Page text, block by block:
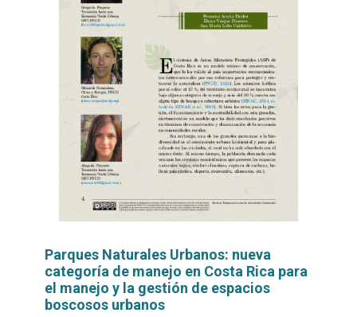
Parques Naturales Urbanos: nueva
categoría de manejo en Costa Rica para
el manejo y la gestión de espacios
boscosos urbanos